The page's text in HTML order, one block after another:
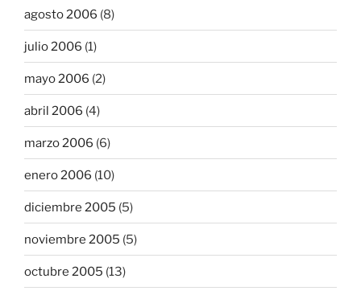
agosto 2006 (8)
julio 2006 (1)
mayo 2006 (2)
abril 2006 (4)
marzo 2006 (6)
enero 2006 (10)
diciembre 2005 (5)
noviembre 2005 (5)
octubre 2005 (13)